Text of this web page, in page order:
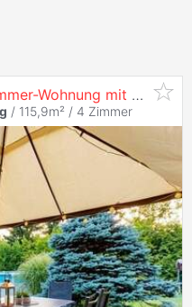
ca. 450 m² Eigengarten, eigenem Pool & Tiefgarage inklusive
/ 115,9m² / 4 Zimmer